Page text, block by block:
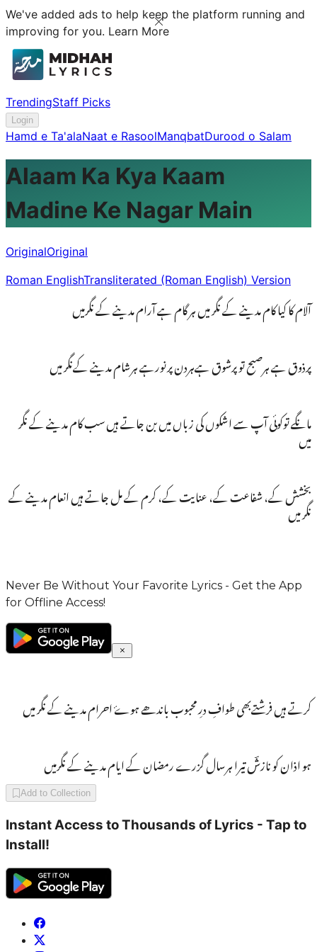
We've added ads to help keep the platform running and
improving for you. Learn More
TrendingStaff Picks
Login
Hamd e Ta'alaNaat e RasoolManqbatDurood o Salam
Alaam Ka Kya Kaam
Madine Ke Nagar Main
OriginalOriginal
Roman EnglishTransliterated (Roman English) Version
آلام کا کیا کام مدینے کے نگر میں ہر گام ہے آرام مدینے کے نگرمیں
پرذوق ہے ہرصبح تو پرشوق ہےہردن پرنورہے ہرشام مدینے کےنگر میں
مانگے توکوئی آپ سے اشکوں کی زباں میں بن جاتے ہیں سب کام مدینے کے نگر
میں
بخشش کے، شفاعت کے، عنایت کے، کرم کے مل جاتے ہیں انعام مدینے کے
نگر میں
Never Be Without Your Favorite Lyrics - Get the App
for Offline Access!
کرتے ہیں فرشتےبھی طوافِ درِ محبوب باندھے ہوۓ احرام مدینے کے نگر میں
ہو اذان کو نازشؔ تیرا ہرسال گزرے رمضان کے ایام مدینے کے نگرمیں
Add to Collection
Instant Access to Thousands of Lyrics - Tap to
Install!